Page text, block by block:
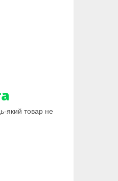
який товар не